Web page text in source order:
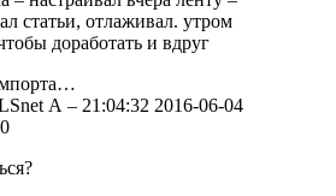
статьи, отлаживал. утром
доработать и вдруг
А – 21:04:32 2016-06-04